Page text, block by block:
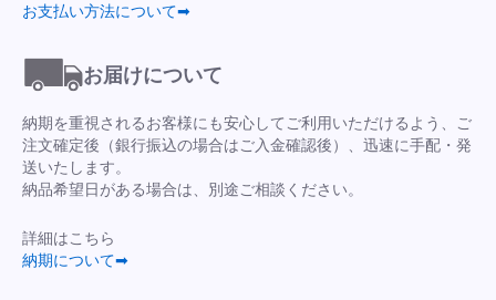
お支払い方法について➡
お届けについて
納期を重視されるお客様にも安心してご利用いただけるよう、ご
注文確定後（銀行振込の場合はご入金確認後）、迅速に手配・発
送いたします。
納品希望日がある場合は、別途ご相談ください。
詳細はこちら
納期について➡